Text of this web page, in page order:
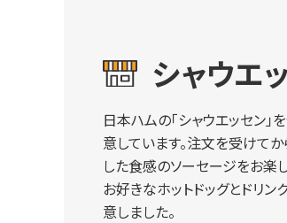
シャウエ
日本ハムの「シャウエッセン」
意しています。注文を受けて
した食感のソーセージをお楽
お好きなホットドッグとドリ
意しました。